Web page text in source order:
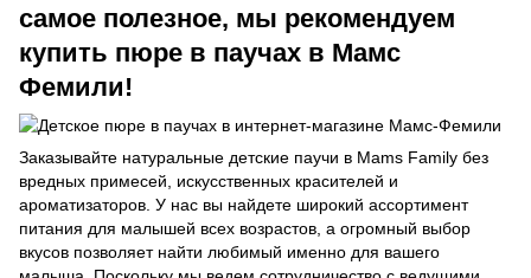
самое полезное, мы рекомендуем
купить пюре в паучах в Мамс
Фемили!
Заказывайте натуральные детские паучи в Mams Family без
вредных примесей, искусственных красителей и
ароматизаторов. У нас вы найдете широкий ассортимент
питания для малышей всех возрастов, а огромный выбор
вкусов позволяет найти любимый именно для вашего